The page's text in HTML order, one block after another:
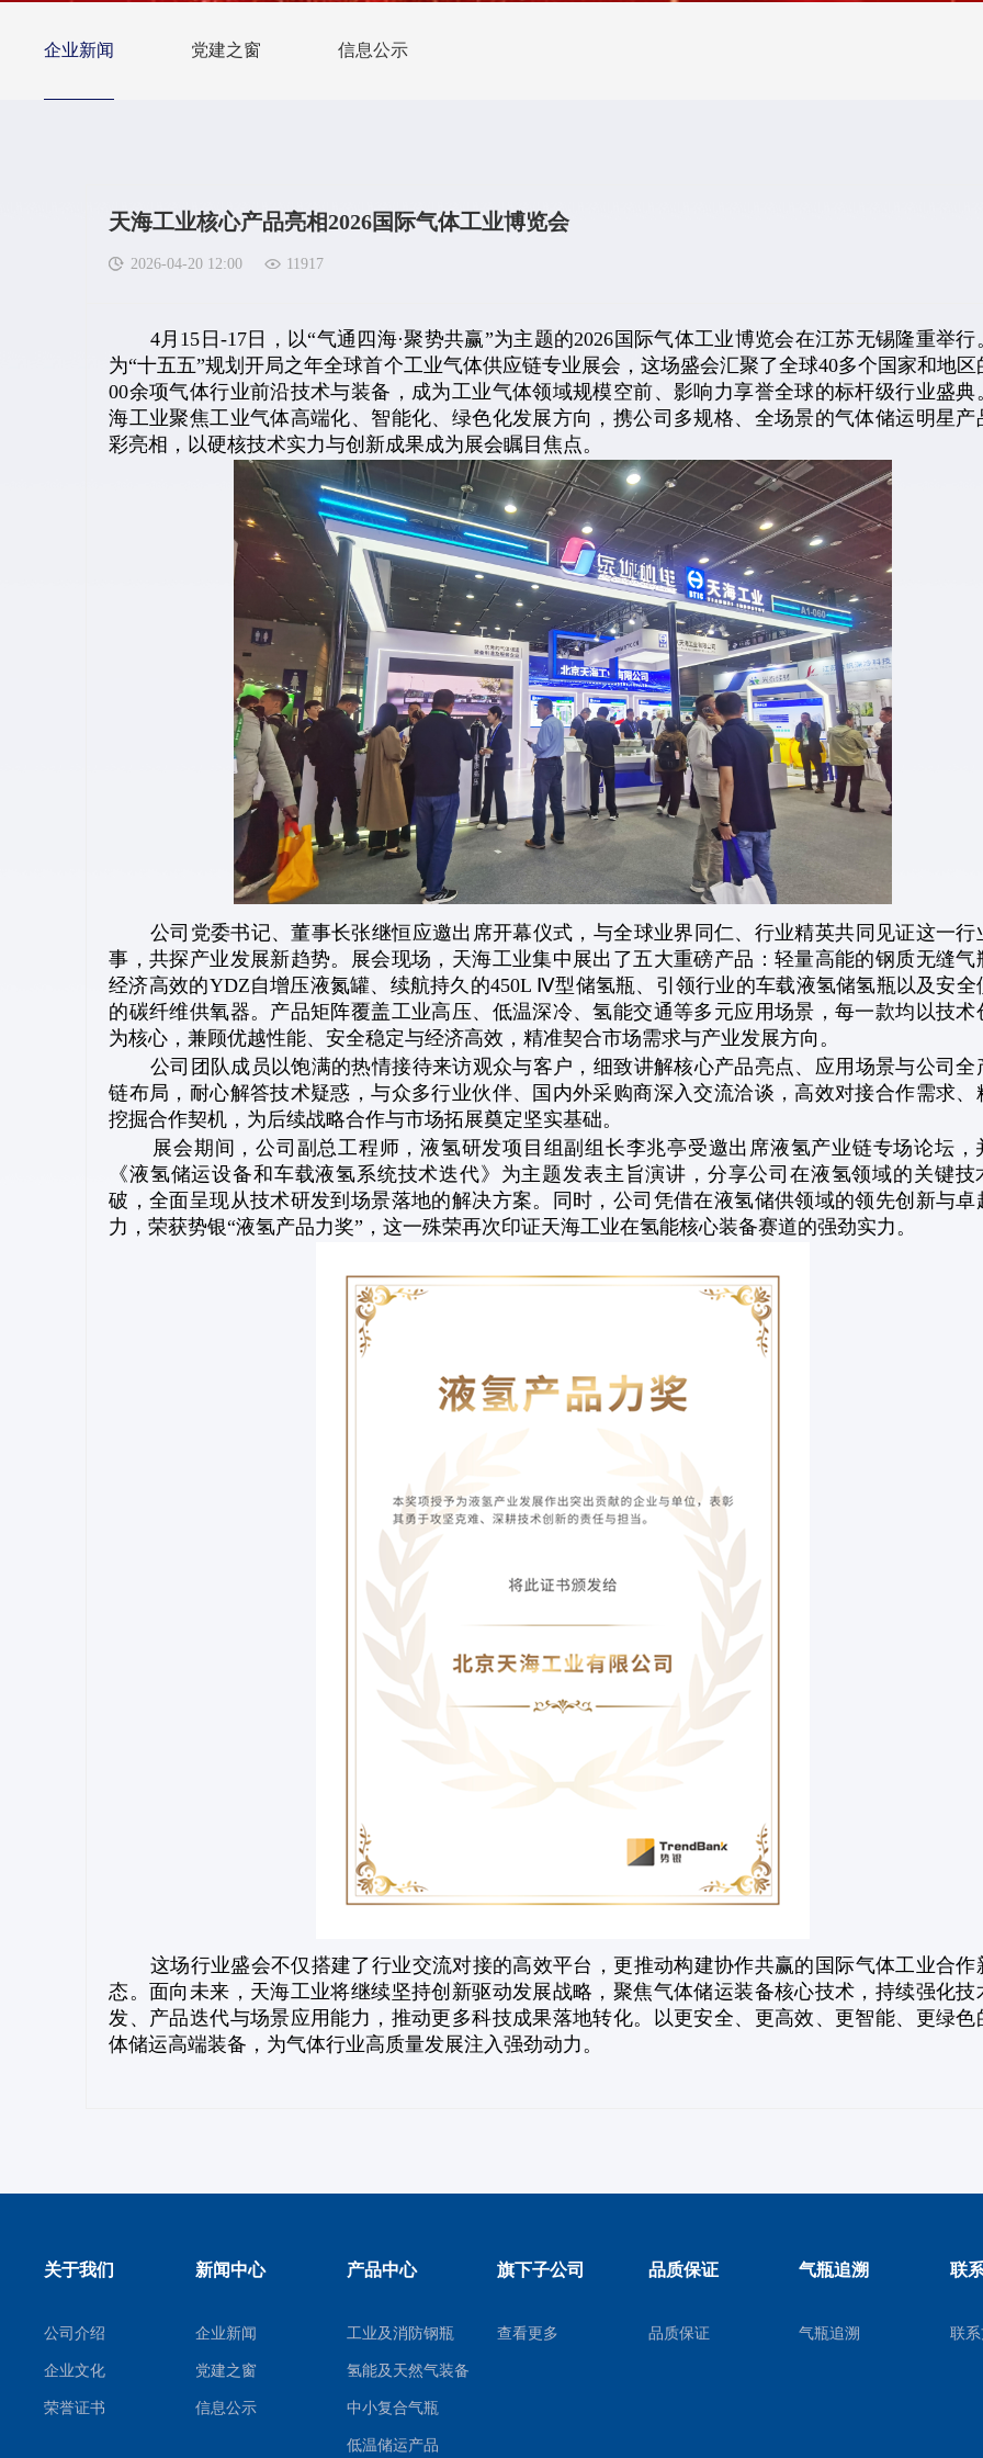
企业新闻 党建之窗 信息公示
天海工业核心产品亮相2026国际气体工业博览会
2026-04-20 12:00 11917
4月15日-17日，以“气通四海·聚势共赢”为主题的2026国际气体工业博览会在江苏无锡隆重举行
为“十五五”规划开局之年全球首个工业气体供应链专业展会，这场盛会汇聚了全球40多个国家和地区
00余项气体行业前沿技术与装备，成为工业气体领域规模空前、影响力享誉全球的标杆级行业盛典
海工业聚焦工业气体高端化、智能化、绿色化发展方向，携公司多规格、全场景的气体储运明星产
彩亮相，以硬核技术实力与创新成果成为展会瞩目焦点。
公司党委书记、董事长张继恒应邀出席开幕仪式，与全球业界同仁、行业精英共同见证这一行
事，共探产业发展新趋势。展会现场，天海工业集中展出了五大重磅产品：轻量高能的钢质无缝气
经济高效的YDZ自增压液氮罐、续航持久的450L Ⅳ型储氢瓶、引领行业的车载液氢储氢瓶以及安全
的碳纤维供氧器。产品矩阵覆盖工业高压、低温深冷、氢能交通等多元应用场景，每一款均以技术
为核心，兼顾优越性能、安全稳定与经济高效，精准契合市场需求与产业发展方向。
公司团队成员以饱满的热情接待来访观众与客户，细致讲解核心产品亮点、应用场景与公司全
链布局，耐心解答技术疑惑，与众多行业伙伴、国内外采购商深入交流洽谈，高效对接合作需求、
挖掘合作契机，为后续战略合作与市场拓展奠定坚实基础。
展会期间，公司副总工程师，液氢研发项目组副组长李兆亭受邀出席液氢产业链专场论坛，
《液氢储运设备和车载液氢系统技术迭代》为主题发表主旨演讲，分享公司在液氢领域的关键技
破，全面呈现从技术研发到场景落地的解决方案。同时，公司凭借在液氢储供领域的领先创新与卓
力，荣获势银“液氢产品力奖”，这一殊荣再次印证天海工业在氢能核心装备赛道的强劲实力。
这场行业盛会不仅搭建了行业交流对接的高效平台，更推动构建协作共赢的国际气体工业合作
态。面向未来，天海工业将继续坚持创新驱动发展战略，聚焦气体储运装备核心技术，持续强化技
发、产品迭代与场景应用能力，推动更多科技成果落地转化。以更安全、更高效、更智能、更绿色
体储运高端装备，为气体行业高质量发展注入强劲动力。
关于我们
公司介绍
企业文化
荣誉证书
新闻中心
企业新闻
党建之窗
信息公示
产品中心
工业及消防钢瓶
氢能及天然气装备
中小复合气瓶
低温储运产品
旗下子公司
查看更多
品质保证
品质保证
气瓶追溯
气瓶追溯
联
联